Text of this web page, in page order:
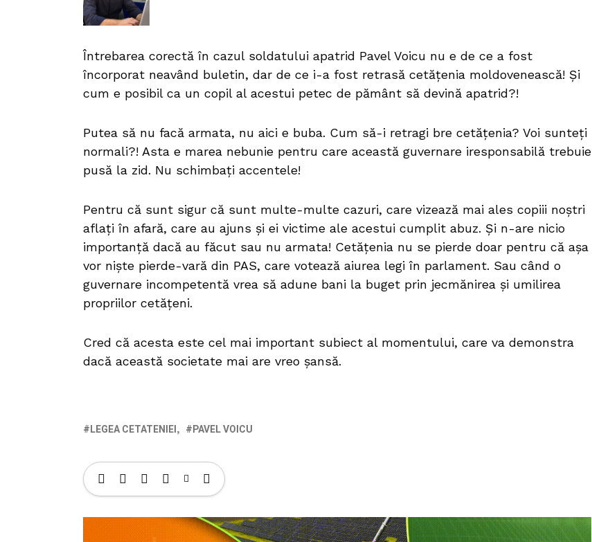
Întrebarea corectă în cazul soldatului apatrid Pavel Voicu nu e de ce a fost
încorporat neavând buletin, dar de ce i-a fost retrasă cetățenia moldovenească! Și
cum e posibil ca un copil al acestui petec de pământ să devină apatrid?!
Putea să nu facă armata, nu aici e buba. Cum să-i retragi bre cetățenia? Voi sunteți
normali?! Asta e marea nebunie pentru care această guvernare iresponsabilă trebuie
pusă la zid. Nu schimbați accentele!
Pentru că sunt sigur că sunt multe-multe cazuri, care vizează mai ales copiii noștri
aflați în afară, care au ajuns și ei victime ale acestui cumplit abuz. Și n-are nicio
importanță dacă au făcut sau nu armata! Cetățenia nu se pierde doar pentru că așa
vor niște pierde-vară din PAS, care votează aiurea legi în parlament. Sau când o
guvernare incompetentă vrea să adune bani la buget prin jecmănirea și umilirea
propriilor cetățeni.
Cred că acesta este cel mai important subiect al momentului, care va demonstra
dacă această societate mai are vreo șansă.
LEGEA CETATENIEI PAVEL VOICU